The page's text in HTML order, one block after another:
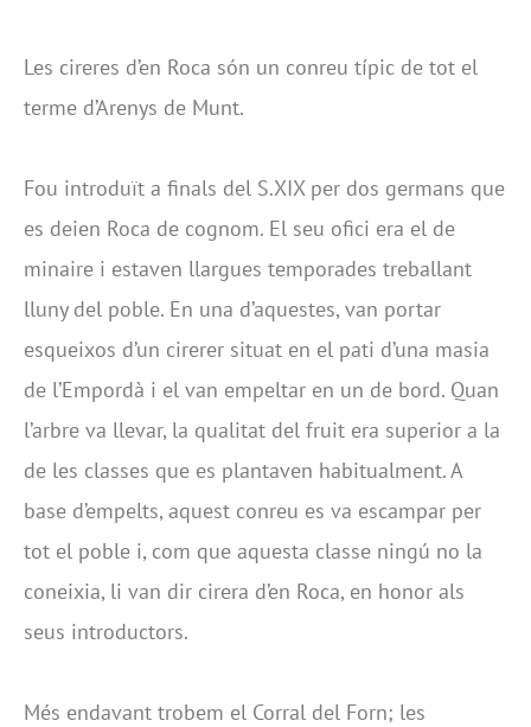
Les cireres d’en Roca són un conreu típic de tot el
terme d’Arenys de Munt.
Fou introduït a finals del S.XIX per dos germans que
es deien Roca de cognom. El seu ofici era el de
minaire i estaven llargues temporades treballant
lluny del poble. En una d’aquestes, van portar
esqueixos d’un cirerer situat en el pati d’una masia
de l’Empordà i el van empeltar en un de bord. Quan
l’arbre va llevar, la qualitat del fruit era superior a la
de les classes que es plantaven habitualment. A
base d’empelts, aquest conreu es va escampar per
tot el poble i, com que aquesta classe ningú no la
coneixia, li van dir cirera d’en Roca, en honor als
seus introductors.
Més endavant trobem el Corral del Forn; les